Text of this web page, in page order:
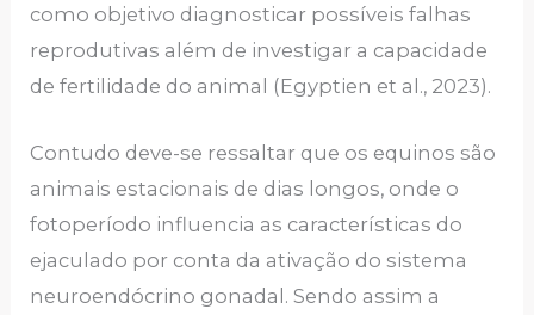
como objetivo diagnosticar possíveis falhas
reprodutivas além de investigar a capacidade
de fertilidade do animal (Egyptien et al., 2023).
Contudo deve-se ressaltar que os equinos são
animais estacionais de dias longos, onde o
fotoperíodo influencia as características do
ejaculado por conta da ativação do sistema
neuroendócrino gonadal. Sendo assim a